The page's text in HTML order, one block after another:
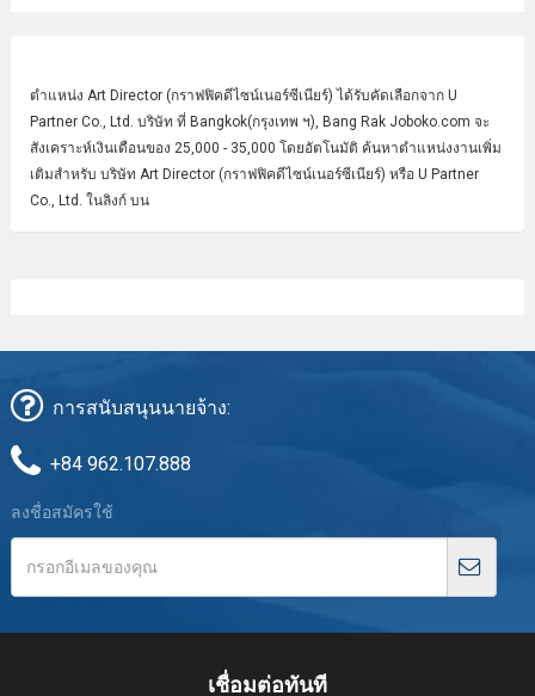
ตำแหน่ง Art Director(กราฟฟิคดีไซน์เนอร์ซีเนียร์) ได้รับคัดเลือกจาก U
Partner Co., Ltd. บริษัท ที่ Bangkok(กรุงเทพ ฯ), Bang Rak Joboko.com จะ
สังเคราะห์เงินเดือนของ 25,000 - 35,000 โดยอัตโนมัติ ค้นหาตำแหน่งงานเพิ่ม
เติมสำหรับ บริษัท Art Director (กราฟฟิคดีไซน์เนอร์ซีเนียร์) หรือ U Partner
Co., Ltd. ในลิงก์ บน
การสนับสนุนนายจ้าง:
+84 962.107.888
ลงชื่อสมัครใช้
เชื่อมต่อทันที